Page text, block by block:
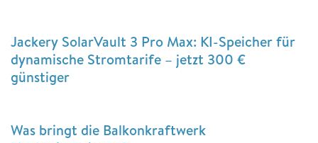
Jackery SolarVault 3 Pro Max: KI-Speicher für
dynamische Stromtarife – jetzt 300 €
günstiger
Was bringt die Balkonkraftwerk